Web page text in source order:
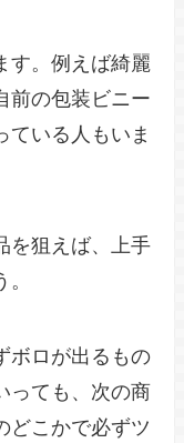
す。例えば綺麗
前の包装ビニー
ている人もいま
を狙えば、上手
ボロが出るもの
っても、次の商
どこかで必ずツ